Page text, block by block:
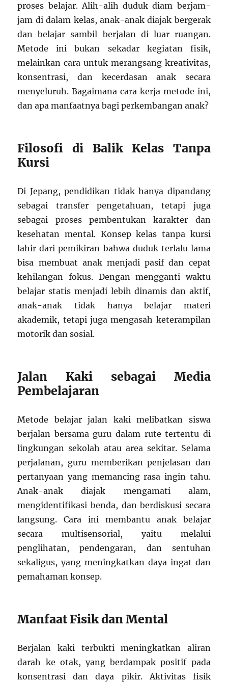
proses belajar. Alih-alih duduk diam berjam-
jam di dalam kelas, anak-anak diajak bergerak
dan belajar sambil berjalan di luar ruangan.
Metode ini bukan sekadar kegiatan fisik,
melainkan cara untuk merangsang kreativitas,
konsentrasi, dan kecerdasan anak secara
menyeluruh. Bagaimana cara kerja metode ini,
dan apa manfaatnya bagi perkembangan anak?
Filosofi di Balik Kelas Tanpa
Kursi
Di Jepang, pendidikan tidak hanya dipandang
sebagai transfer pengetahuan, tetapi juga
sebagai proses pembentukan karakter dan
kesehatan mental. Konsep kelas tanpa kursi
lahir dari pemikiran bahwa duduk terlalu lama
bisa membuat anak menjadi pasif dan cepat
kehilangan fokus. Dengan mengganti waktu
belajar statis menjadi lebih dinamis dan aktif,
anak-anak tidak hanya belajar materi
akademik, tetapi juga mengasah keterampilan
motorik dan sosial.
Jalan Kaki sebagai Media
Pembelajaran
Metode belajar jalan kaki melibatkan siswa
berjalan bersama guru dalam rute tertentu di
lingkungan sekolah atau area sekitar. Selama
perjalanan, guru memberikan penjelasan dan
pertanyaan yang memancing rasa ingin tahu.
Anak-anak diajak mengamati alam,
mengidentifikasi benda, dan berdiskusi secara
langsung. Cara ini membantu anak belajar
secara multisensorial, yaitu melalui
penglihatan, pendengaran, dan sentuhan
sekaligus, yang meningkatkan daya ingat dan
pemahaman konsep.
Manfaat Fisik dan Mental
Berjalan kaki terbukti meningkatkan aliran
darah ke otak, yang berdampak positif pada
konsentrasi dan daya pikir. Aktivitas fisik